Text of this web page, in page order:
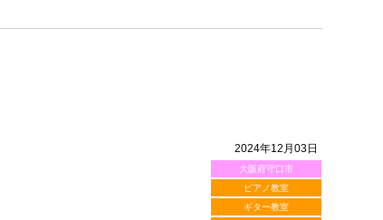
2024年12月03日
大阪府守口市
ピアノ教室
ギター教室